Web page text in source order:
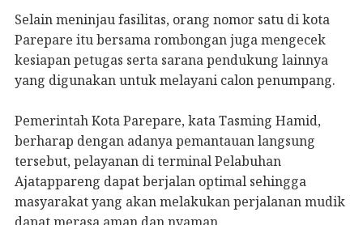
Selain meninjau fasilitas, orang nomor satu di kota
Parepare itu bersama rombongan juga mengecek
kesiapan petugas serta sarana pendukung lainnya
yang digunakan untuk melayani calon penumpang.
Pemerintah Kota Parepare, kata Tasming Hamid,
berharap dengan adanya pemantauan langsung
tersebut, pelayanan di terminal Pelabuhan
Ajatappareng dapat berjalan optimal sehingga
masyarakat yang akan melakukan perjalanan mudik
dapat merasa aman dan nyaman.